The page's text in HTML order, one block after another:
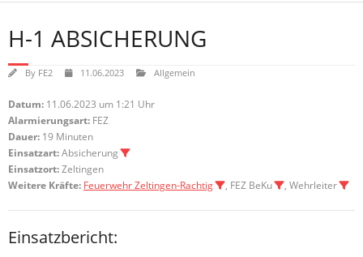
H-1 ABSICHERUNG
By FE2 11.06.2023 Allgemein
Datum: 11.06.2023 um 1:21 Uhr
Alarmierungsart: FEZ
Dauer: 19 Minuten
Einsatzart:Absicherung
Einsatzort:Zeltingen
Weitere Kräfte: Feuerwehr Zeltingen-Rachtig , FEZ BeKu , Wehrleiter
Einsatzbericht: